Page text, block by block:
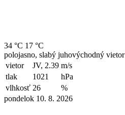
34 °C 17 °C
polojasno, slabý juhovýchodný vietor
vietor
JV, 2.39 m/s
tlak
1021
hPa
vlhkosť 26
%
pondelok 10. 8. 2026